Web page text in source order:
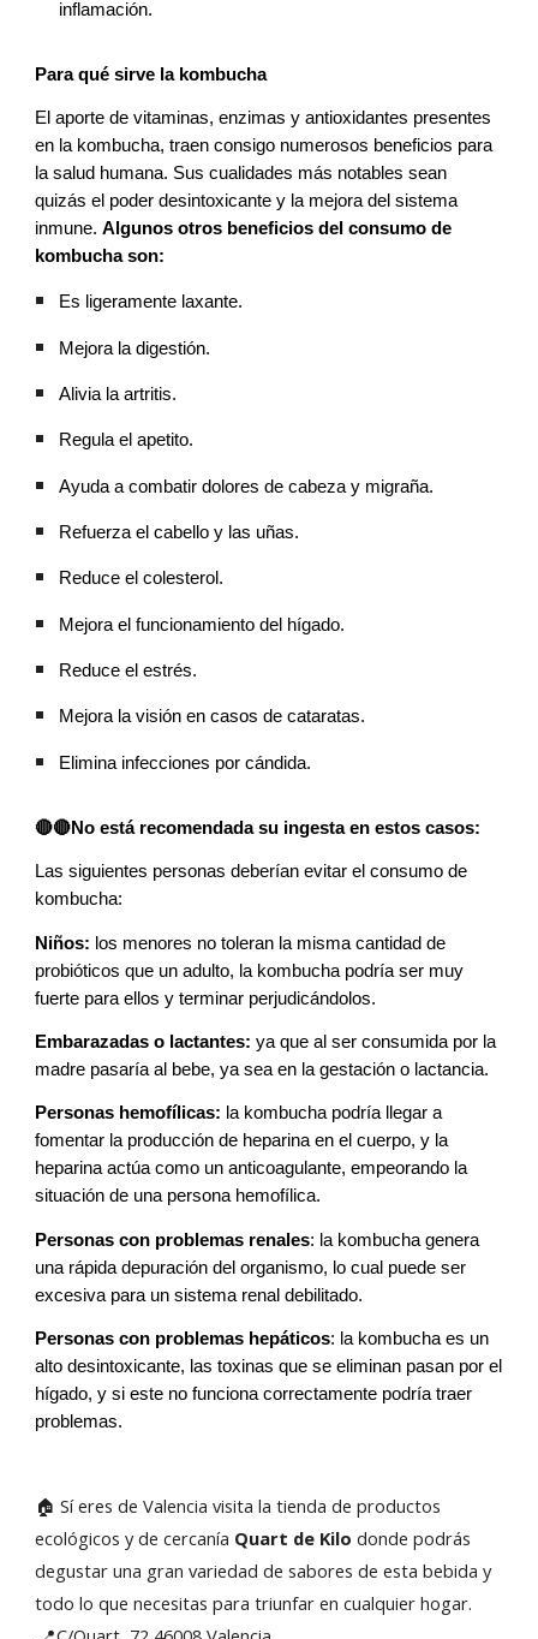
inflamación.
Para qué sirve la kombucha
El aporte de vitaminas, enzimas y antioxidantes presentes
en la kombucha, traen consigo numerosos beneficios para
la salud humana. Sus cualidades más notables sean
quizás el poder desintoxicante y la mejora del sistema
inmune.Algunos otros beneficios del consumo de
kombucha son:
Es ligeramente laxante.
Mejora la digestión.
Alivia la artritis.
Regula el apetito.
Ayuda a combatir dolores de cabeza y migraña.
Refuerza el cabello y las uñas.
Reduce el colesterol.
Mejora el funcionamiento del hígado.
Reduce el estrés.
Mejora la visión en casos de cataratas.
Elimina infecciones por cándida.
🔴🔴No está recomendada su ingesta en estos casos:
Las siguientes personas deberían evitar el consumo de
kombucha:
Niños: los menores no toleran la misma cantidad de
probióticos que un adulto, la kombucha podría ser muy
fuerte para ellos y terminar perjudicándolos.
Embarazadas o lactantes: ya que al ser consumida por la
madre pasaría al bebe, ya sea en la gestación o lactancia.
Personas hemofílicas: la kombucha podría llegar a
fomentar la producción de heparina en el cuerpo, y la
heparina actúa como un anticoagulante, empeorando la
situación de una persona hemofílica.
Personas con problemas renales: la kombucha genera
una rápida depuración del organismo, lo cual puede ser
excesiva para un sistema renal debilitado.
Personas con problemas hepáticos: la kombucha es un
alto desintoxicante, las toxinas que se eliminan pasan por el
hígado, y si este no funciona correctamente podría traer
problemas.
🏠 Sí eres de Valencia visita la tienda de productos
ecológicos y de cercanía Quart de Kilo donde podrás
degustar una gran variedad de sabores de esta bebida y
todo lo que necesitas para triunfar en cualquier hogar.